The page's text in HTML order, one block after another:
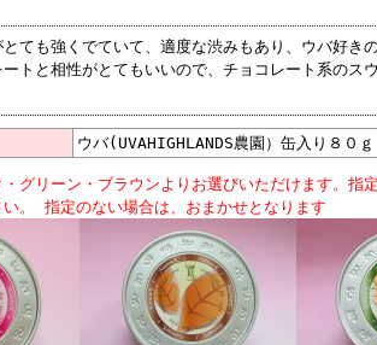
ても強くでていて、適度な渋みもあり、ウバ好き
トと相性がとてもいいので、チョコレート系のス
ウバ(UVAHIGHLANDS農園）缶入り８０ｇ
グリーン・ブラウンよりお選びいただけます。指
。 指定のない場合は、おまかせとなります